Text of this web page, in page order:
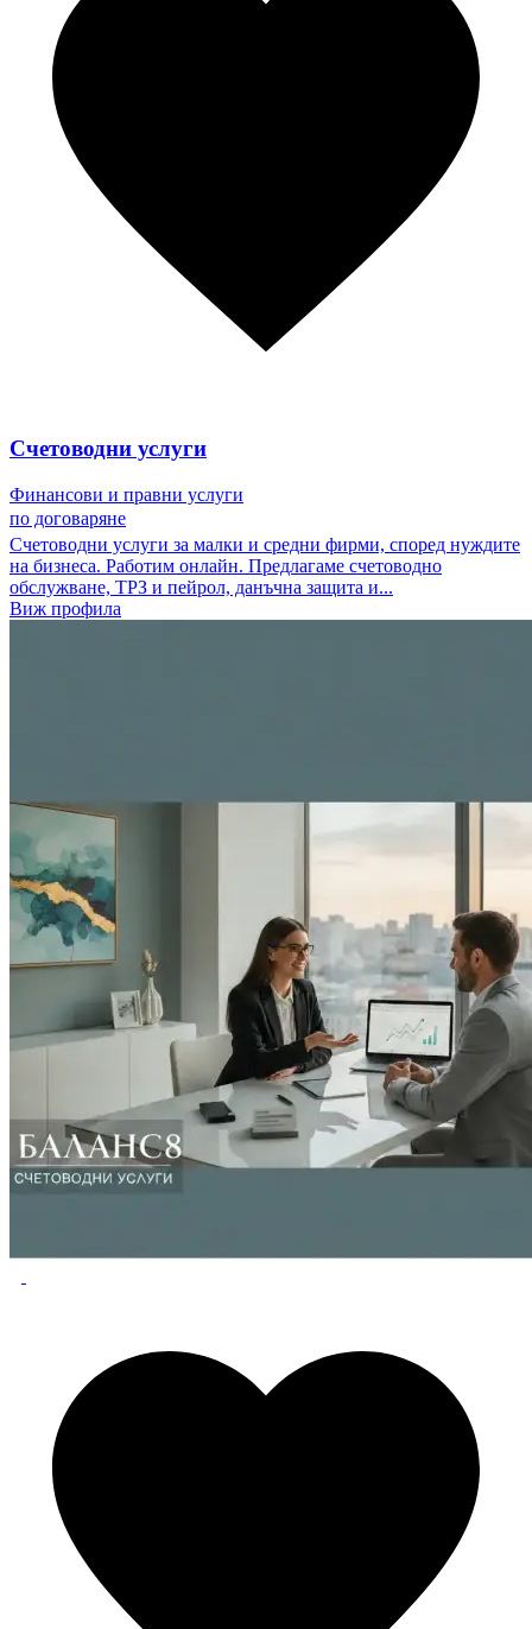
Счетоводни услуги
Финансови и правни услуги
по договаряне
Счетоводни услуги за малки и средни фирми, според нуждите
на бизнеса. Работим онлайн. Предлагаме счетоводно
обслужване, ТРЗ и пейрол, данъчна защита и...
Виж профила